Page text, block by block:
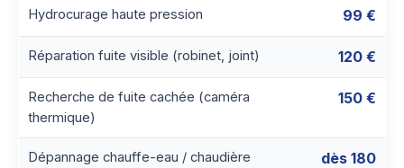
Hydrocurage haute pression 99 €
Réparation fuite visible (robinet, joint) 120 €
Recherche de fuite cachée (caméra
thermique)
150 €
Dépannage chauffe-eau / chaudière dès 180